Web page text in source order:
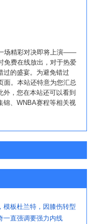
场精彩对决即将上演——
免费在线放出，对于热爱
过的盛宴。为避免错过
面。本站还特意为您汇总
，您在本站还可以看到
锦、WNBA赛程等相关视
模板杜兰特，因膝伤转型
一直强调要强力内线